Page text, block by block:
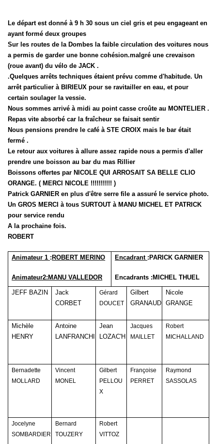
Le départ est donné à 9 h 30 sous un ciel gris et peu engageant en
ayant formé deux groupes
Sur les routes de la Dombes la faible circulation des voitures nous
a permis de garder une bonne cohésion.malgré une crevaison
(roue avant) du vélo de JACK .
.Quelques arrêts techniques étaient prévu comme d'habitude. Un
arrêt particulier à BIRIEUX pour se ravitailler en eau, et pour
certain soulager la vessie.
Nous sommes arrivé à midi au point casse croûte au MONTELIER .
Repas vite absorbé car la fraîcheur se faisait sentir
Nous pensions prendre le café à STE CROIX mais le bar était
fermé .
Le retour aux voitures à allure assez rapide nous a permis d'aller
prendre une boisson au bar du mas Rillier
Boissons offertes par NICOLE QUI ARROSAIT SA BELLE CLIO
ORANGE. ( MERCI NICOLE !!!!!!!!!!! )
Patrick GARNIER en plus d'être serre file a assuré le service photo.
Un GROS MERCI à tous SURTOUT à MANU MICHEL ET PATRICK
pour service rendu
A la prochaine fois.
ROBERT
Animateur 1 :ROBERT MERINO
Animateur2:MANU VALLEDOR
Encadrant :PARICK GARNIER
Encadrants :MICHEL THUEL
JEFF BAZIN
Jack
CORBET
Gérard
DOUCET
Gilbert
GRANAUD
Nicole
GRANGE
Michèle
HENRY
Antoine
LANFRANCHI
Jean
LOZAC'H
Jacques
MAILLET
Robert
MICHALLAND
Bernadette
MOLLARD
Vincent
MONEL
Gilbert
PELLOU
X
Françoise
PERRET
Raymond
SASSOLAS
Jocelyne
SOMBARDIER
Bernard
TOUZERY
Robert
VITTOZ